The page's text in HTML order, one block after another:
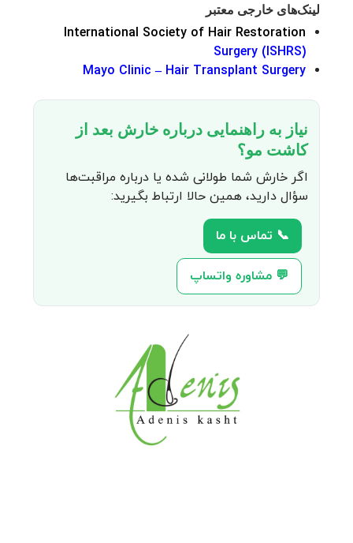
لینک‌های خارجی معتبر
International Society of Hair Restoration
Surgery (ISHRS)
Mayo Clinic – Hair Transplant Surgery
نیاز به راهنمایی درباره خارش بعد از
کاشت مو؟
اگر خارش شما طولانی شده یا درباره مراقبت‌ها
سؤال دارید، همین حالا ارتباط بگیرید:
📞 تماس با ما
💬 مشاوره واتساپ